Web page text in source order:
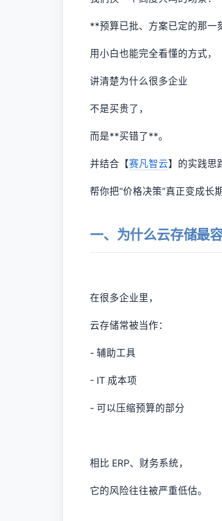
**预算已批、方案已定的那一
用小白也能完全看懂的方式，
讲清楚为什么很多企业
不是买贵了，
而是**买错了**。
并结合【赛凡智云】的实践思
帮你把“价格决策”真正变成长
一、为什么云存储最
在很多企业里，
云存储常被当作：
- 辅助工具
- IT 成本项
- 可以压缩预算的部分
相比 ERP、财务系统，
它的风险往往被严重低估。